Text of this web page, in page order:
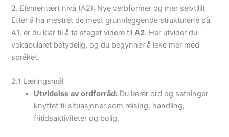
2. Elementært nivå (A2): Nye verbformer og mer selvtillit
Etter å ha mestret de mest grunnleggende strukturene på
A1, er du klar til å ta steget videre tilA2. Her utvider du
vokabularet betydelig, og du begynner å leke mer med
språket.
2.1 Læringsmål
Utvidelse av ordforråd: Du lærer ord og setninger
knyttet til situasjoner som reising, handling,
fritidsaktiviteter og bolig.